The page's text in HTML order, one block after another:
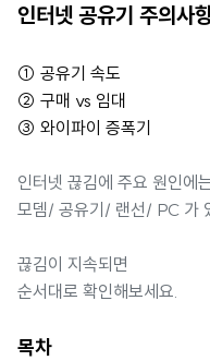
인터넷 공유기 주의사
① 공유기 속도
② 구매 vs 임대
③ 와이파이 증폭기
인터넷 끊김에 주요 원인에
모뎀/ 공유기/ 랜선/ PC 가
끊김이 지속되면
순서대로 확인해보세요.
목차